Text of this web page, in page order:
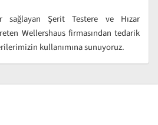
sağlayan Şerit Testere ve Hızar
Wellershaus firmasından tedarik
kullanımına sunuyoruz.